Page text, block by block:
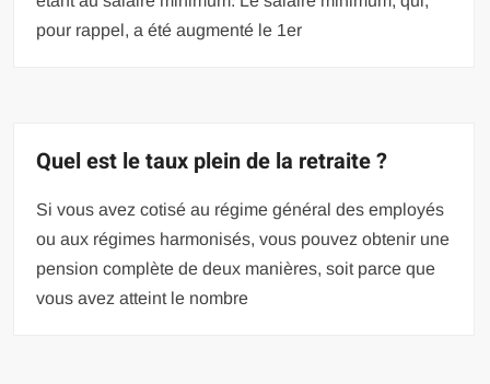
pour rappel, a été augmenté le 1er
Quel est le taux plein de la retraite ?
Si vous avez cotisé au régime général des employés
ou aux régimes harmonisés, vous pouvez obtenir une
pension complète de deux manières, soit parce que
vous avez atteint le nombre